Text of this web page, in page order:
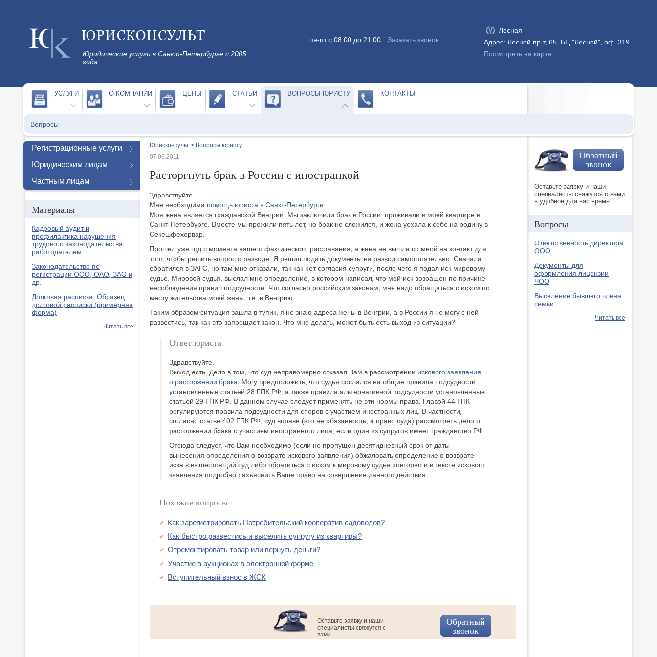
Юридические услуги в Санкт-Петербурге с 2005
года
пн-пт с 08:00 до 21:00 Заказать звонок
Лесная
Адрес: Лесной пр-т, 65, БЦ "Лесной", оф. 319.
Посмотреть на карте
УСЛУГИ О КОМПАНИИ ЦЕНЫ СТАТЬИ ВОПРОСЫ ЮРИСТУ КОНТАКТЫ
Вопросы
Юрисконсульт > Вопросы юристу
07.06.2011
Расторгнуть брак в России с иностранкой
Здравствуйте.
Мне необходима помощь юриста в Санкт-Петербурге
Моя жена является гражданской Венгрии. Мы заключили брак в России, проживали в моей квартире в
Санкт-Петербурге. Вместе мы прожили пять лет, но брак не сложился, и жена уехала к себе на родину в
Секешфехервар.
Прошел уже год с момента нашего фактического расставания, а жена не вышла со мной на контакт для
того, чтобы решить вопрос о разводе. Я решил подать документы на развод самостоятельно. Сначала
обратился в ЗАГС, но там мне отказали, так как нет согласия супруги, после чего я подал иск мировому
судье. Мировой судья, выслал мне определение, в котором написал, что мой иск возращен по причине
несоблюдения правил подсудности. Что согласно российским законам, мне надо обращаться с иском по
месту жительства моей жены, т.е. в Венгрию.
Таким образом ситуация зашла в тупик, я не знаю адреса жены в Венгрии, а в России я не могу с ней
развестись, так как это запрещает закон. Что мне делать, может быть есть выход из ситуации?
Ответ юриста
Здравствуйте.
Выход есть. Дело в том, что суд неправомерно отказал Вам в рассмотрении искового заявления
о расторжении брака.
Могу предположить, что судья сослался на общие правила подсудности
установленные статьей 28 ГПК РФ, а также правила альтернативной подсудности установленные
статьей 29 ГПК РФ. В данном случае следует применять не эти нормы права. Главой 44 ГПК
регулируются правила подсудности для споров с участием иностранных лиц. В частности,
согласно статье 402 ГПК РФ, суд вправе (это не обязанность, а право суда) рассмотреть дело о
расторжении брака с участием иностранного лица, если один из супругов имеет гражданство РФ.
Отсюда следует, что Вам необходимо (если не пропущен десятидневный срок от даты
вынесения определения о возврате искового заявления) обжаловать определение о возврате
иска в вышестоящий суд либо обратиться с иском к мировому судье повторно и в тексте искового
заявления подробно разъяснить Ваше право на совершение данного действия.
Похожие вопросы
Как зарегистрировать Потребительский кооператив садоводов?
Как быстро развестись и выселить супругу из квартиры?
Отремонтировать товар или вернуть деньги?
Участие в аукционах в электронной форме
Вступительный взнос в ЖСК
Оставьте заявку и наши
специалисты свяжутся с
вами
Обратный
звонок
Регистрационные услуги
Юридическим лицам
Частным лицам
Материалы
Кадровый аудит и
профилактика нарушения
трудового законодательства
работодателем
Законодательство по
регистрации ООО, ОАО, ЗАО и
др.
Долговая расписка. Образец
долговой расписки (примерная
форма)
Читать все
Обратный
звонок
Оставьте заявку и наши
специалисты свяжутся с вами
в удобное для вас время
Вопросы
Ответственность директора
ООО
Документы для
оформления лицензии
ЧОО
Выселение бывшего члена
семьи
Читать все